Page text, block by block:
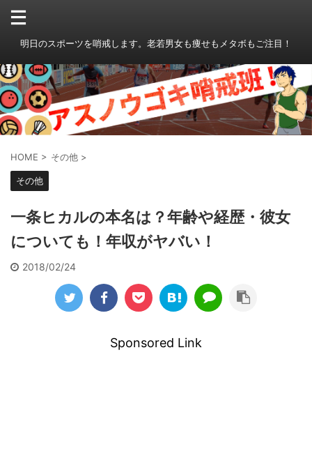
明日のスポーツを哨戒します。老若男女も痩せもメタボもご注目！
HOME > その他 >
その他
一条ヒカルの本名は？年齢や経歴・彼女
についても！年収がヤバい！
2018/02/24
Sponsored Link